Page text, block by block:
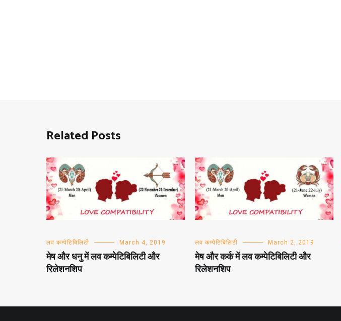
Related Posts
लव कम्पेटिबिलिटी March 4, 2019
मेष और धनु में लव कम्पेटिबिलिटी और
रिलेशनशिप
लव कम्पेटिबिलिटी March 2, 2019
मेष और कर्क में लव कम्पेटिबिलिटी और
रिलेशनशिप